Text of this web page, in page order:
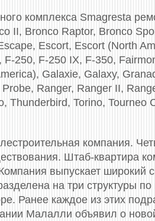
комплекса Smagresta
II, Bronco Raptor, Bronco
Escort, Escort (North
250, F-250 IX, F-350,
Galaxie, Galaxy,
Ranger, Ranger II,
Thunderbird, Torino,
компания.
Штаб-квартира
выпускает широкий
на три структуры
Ранее каждое из этих
Малалли объявил о